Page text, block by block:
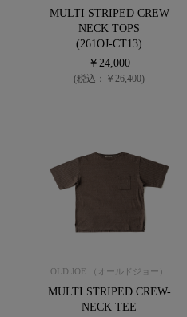
MULTI STRIPED CREW
NECK TOPS
(261OJ-CT13)
￥24,000
(税込：￥26,400)
OLD JOE （オールドジョー）
MULTI STRIPED CREW-
NECK TEE